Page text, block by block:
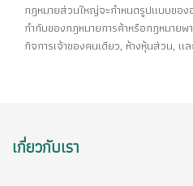
กฎหมายส่วนใหญ่จะกำหนดรูปแบบขอ
กำกับของกฎหมายการค้าหรือกฎหมา
กิจการเจ้าของคนเดียว, ห้างหุ้นส่วน, แ
เกี่ยวกับเรา